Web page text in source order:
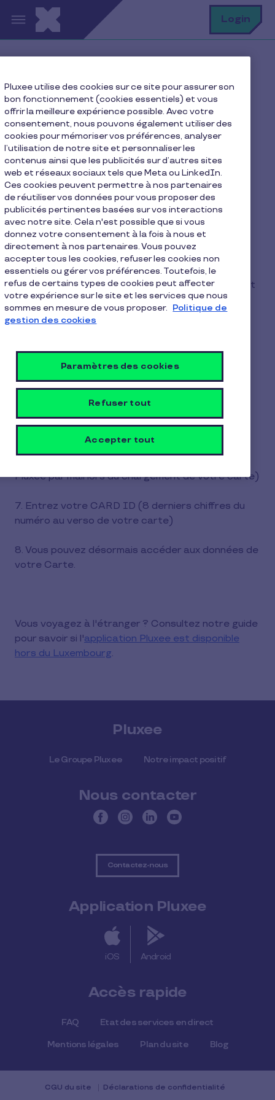
Aller au contenu principal Login
Comment puis-je me connecter sur l’App Pluxee ?
Comment puis-je me
connecter sur l’App
Pluxee ?
Pour créer un compte sur l'application Pluxee,
cliquez sur "Ma carte":
1. Entrez votre adresse email et confirmez cette
adresse pour créer votre compte Pluxee Connect
2. Définissez un mot de passe
téléphone
5. Acceptez les termes et conditions ainsi que la
Pluxee par mail lors du chargement de votre carte)
7. Entrez votre CARD ID (8 derniers chiffres du
numéro au verso de votre carte)
8. Vous pouvez désormais accéder aux données de
votre Carte.
Vous voyagez à l'étranger ? Consultez notre guide
pour savoir si l'application Pluxee est disponible
hors du Luxembourg.
Pluxee
Le Groupe Pluxee Notre impact positif
Nous contacter
Contactez-nous
Application Pluxee
iOS Android
Accès rapide
FAQ Etat des services en direct
Mentions légales Plan du site Blog
CGU du site Déclarations de confidentialité
Pluxee utilise des cookies sur ce site pour assurer son
bon fonctionnement (cookies essentiels) et vous
offrir la meilleure expérience possible. Avec votre
consentement, nous pouvons également utiliser des
cookies pour mémoriser vos préférences, analyser
l’utilisation de notre site et personnaliser les
contenus ainsi que les publicités sur d’autres sites
web et réseaux sociaux tels que Meta ou LinkedIn.
Ces cookies peuvent permettre à nos partenaires
de réutiliser vos données pour vous proposer des
publicités pertinentes basées sur vos interactions
avec notre site. Cela n'est possible que si vous
donnez votre consentement à la fois à nous et
directement à nos partenaires. Vous pouvez
accepter tous les cookies, refuser les cookies non
essentiels ou gérer vos préférences. Toutefois, le
refus de certains types de cookies peut affecter
votre expérience sur le site et les services que nous
sommes en mesure de vous proposer. Politique de
gestion des cookies
Paramètres des cookies
Refuser tout
Accepter tout